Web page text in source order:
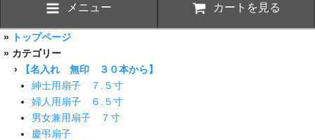
メニュー カートを見る
» トップページ
» カテゴリー
›
【名入れ 無印 ３０本から】
紳士用扇子 ７.５寸
婦人用扇子 ６.５寸
男女兼用扇子 ７寸
慶弔扇子